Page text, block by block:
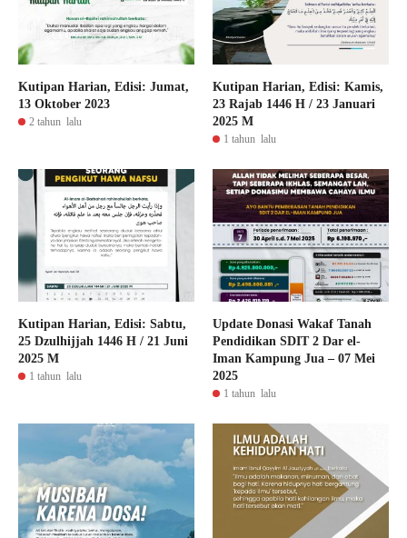
Kutipan Harian, Edisi: Jumat,
13 Oktober 2023
2 tahun lalu
Kutipan Harian, Edisi: Kamis,
23 Rajab 1446 H / 23 Januari
2025 M
1 tahun lalu
Kutipan Harian, Edisi: Sabtu,
25 Dzulhijjah 1446 H / 21 Juni
2025 M
1 tahun lalu
Update Donasi Wakaf Tanah
Pendidikan SDIT 2 Dar el-
Iman Kampung Jua – 07 Mei
2025
1 tahun lalu